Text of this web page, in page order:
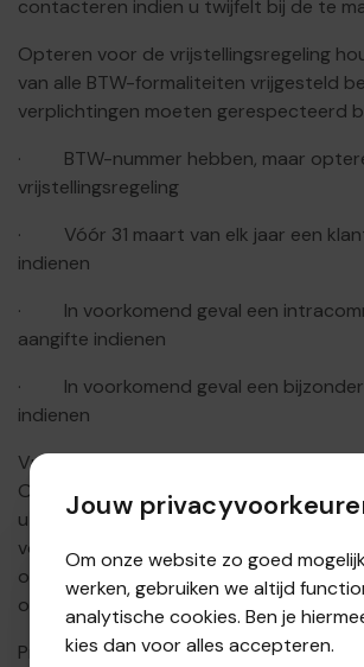
contacteren indien u twijfelt bij de te
Opteren voor de vrijstellingsregeling
van alle BTW-formaliteiten vrijgesteld
verplichtingen moeten gerespecteerd
· BTW-nummer hebben, maar
vrijstellingsregeling
· Vóór 31 maart van elk jaar een
indienen
· In voorkomend geval een
aangifte indienen
· In voorkomend geval een
indienen
Vreest u bovenvermelde zaken over
Onze dienst fiscaliteit-boekhouding
u hierbij helpen door deze zaken
volgen. Wij contacteren u en vragen de
op, waarna wij bovenvermelde
orde kunnen maken.
Prijs voor deze dienstverlening is 45
Jouw
Om onze website zo goed
werken, gebruiken we altijd
analytische cookies. Ben je
kies dan voor alles accepteren.